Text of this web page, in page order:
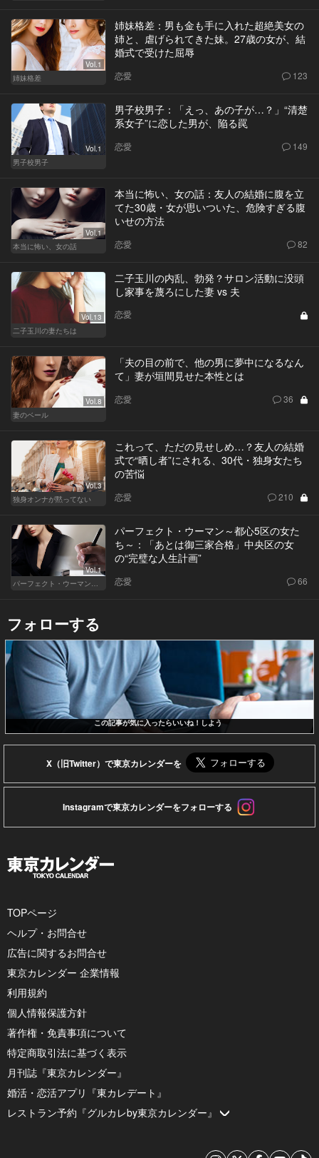
Vol.1
姉妹格差
姉妹格差：男も金も手に入れた超絶美女の
姉と、虐げられてきた妹。27歳の女が、結
婚式で受けた屈辱
恋愛 123
Vol.1
男子校男子
男子校男子：「えっ、あの子が…？」“清楚
系女子”に恋した男が、陥る罠
恋愛 149
Vol.1
本当に怖い、女の話
本当に怖い、女の話：友人の結婚に腹を立
てた30歳・女が思いついた、危険すぎる腹
いせの方法
恋愛 82
Vol.13
二子玉川の妻たちは
二子玉川の内乱、勃発？サロン活動に没頭
し家事を蔑ろにした妻 vs 夫
恋愛
Vol.8
妻のベール
「夫の目の前で、他の男に夢中になるなん
て」妻が垣間見せた本性とは
恋愛 36
Vol.3
独身オンナが黙ってない
これって、ただの見せしめ…？友人の結婚
式で“晒し者”にされる、30代・独身女たち
の苦悩
恋愛 210
Vol.1
パーフェクト・ウーマン～都心5区の女た
ち～：「あとは御三家合格」中央区の女
の“完璧な人生計画”
恋愛 66
フォローする
この記事が気に入ったらいいね！しよう
X（旧Twitter）で東京カレンダーを
Instagramで東京カレンダーをフォローする
TOPページ
ヘルプ・お問合せ
広告に関するお問合せ
東京カレンダー 企業情報
利用規約
個人情報保護方針
著作権・免責事項について
特定商取引法に基づく表示
月刊誌『東京カレンダー』
婚活・恋活アプリ『東カレデート』
レストラン予約『グルカレby東京カレンダー』